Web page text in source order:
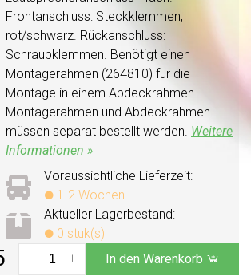
Frontanschluss: Steckklemmen,
rot/schwarz. Rückanschluss:
Schraubklemmen. Benötigt einen
Montagerahmen (264810) für die
Montage in einem Abdeckrahmen.
Montagerahmen und Abdeckrahmen
müssen separat bestellt werden. Weitere
Informationen »
Voraussichtliche Lieferzeit:
1-2 Wochen
Aktueller Lagerbestand:
0 stuk(s)
+
- In den Warenkorb